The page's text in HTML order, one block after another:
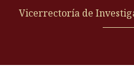
Vicerrectoría de